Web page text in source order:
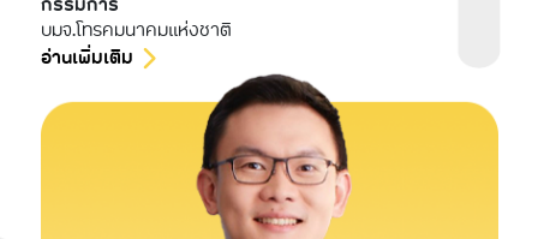
กรรมการ
บมจ.โทรคมนาคมแห่งชาติ
อ่านเพิ่มเติม